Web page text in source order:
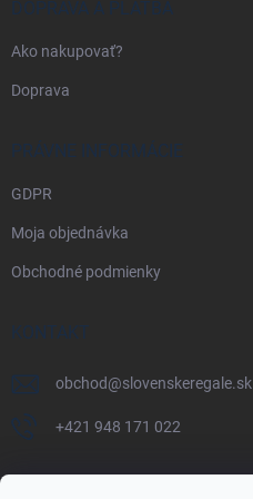
DOPRAVA A PLATBA
Ako nakupovať?
Doprava
PRÁVNE INFORMÁCIE
GDPR
Moja objednávka
Obchodné podmienky
KONTAKT
obchod@slovenskeregale.sk
+421 948 171 022